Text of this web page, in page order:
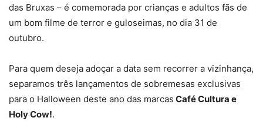
das Bruxas – é comemorada por crianças e adultos fãs de
um bom filme de terror e guloseimas, no dia 31 de
outubro.
Para quem deseja adoçar a data sem recorrer a vizinhança,
separamos três lançamentos de sobremesas exclusivas
para o Halloween deste ano das marcas Café Cultura e
Holy Cow!.